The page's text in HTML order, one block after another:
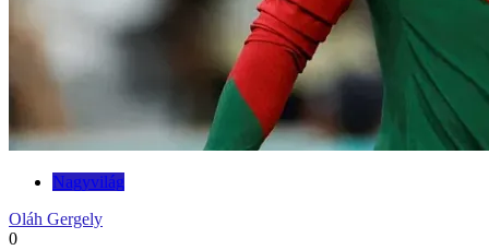
Nagyvilág
Oláh Gergely
0